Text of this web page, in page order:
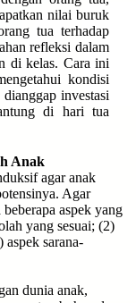
nilai buruk
tua terhadap
refleksi dalam
di kelas. Cara ini
kondisi
investasi
di hari tua
Anak
agar anak
Agar
aspek yang
yang sesuai; (2)
sarana-
dunia anak,